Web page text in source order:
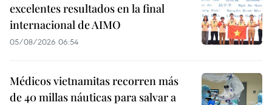
excelentes resultados en la final
internacional de AIMO
05/08/2026 06:54
Médicos vietnamitas recorren más
de 40 millas náuticas para salvar a